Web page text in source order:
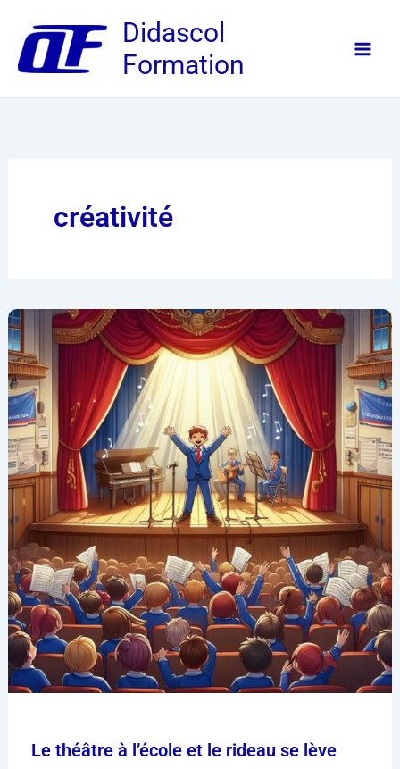
contenu
Didascol
Formation
créativité
Le théâtre à l’école et le rideau se lève